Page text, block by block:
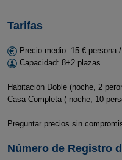
Tarifas
Precio medio: 15 € persona
Capacidad: 8+2 plazas
Habitación Doble (noche, 2
Casa Completa ( noche, 10
Preguntar precios sin
Número de Registro